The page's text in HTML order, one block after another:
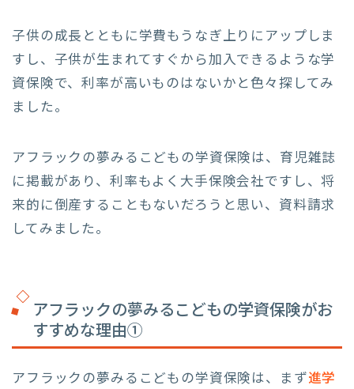
子供の成長とともに学費もうなぎ上りにアップしま
すし、子供が生まれてすぐから加入できるような学
資保険で、利率が高いものはないかと色々探してみ
ました。
アフラックの夢みるこどもの学資保険は、育児雑誌
に掲載があり、利率もよく大手保険会社ですし、将
来的に倒産することもないだろうと思い、資料請求
してみました。
アフラックの夢みるこどもの学資保険がお
すすめな理由①
アフラックの夢みるこどもの学資保険は、まず進学